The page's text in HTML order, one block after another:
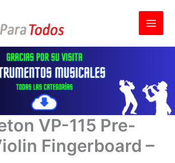
VP-115 Pre-
Fingerboard –